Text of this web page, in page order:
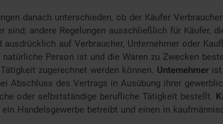
danach unterschieden, ob der Käufer
sind; andere Regelungen ausschließlich für Käufer,
auf Verbraucher, Unternehmer oder
natürliche Person ist und die Waren zu Zwecken
zugerechnet werden können. Unternehmer
Abschluss des Vertrags in Ausübung ihrer
oder selbstständige berufliche Tätigkeit bestellt.
Handelsgewerbe betreibt und einen in